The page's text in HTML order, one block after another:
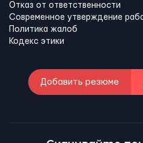
Отказ от ответственности
Современное утверждение
Политика жалоб
Кодекс этики
Добавить резюме